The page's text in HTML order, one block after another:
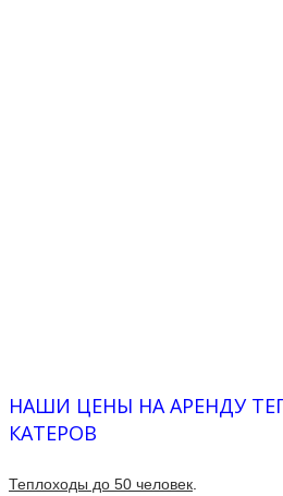
НАШИ ЦЕНЫ НА АРЕНДУ
КАТЕРОВ
Теплоходы до 50 человек.